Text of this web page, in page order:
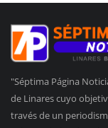
"Séptima Página
de Linares cuyo
través de un